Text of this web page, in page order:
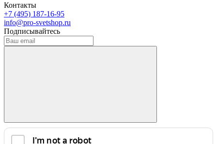
Контакты
+7 (495) 187-16-95
info@pro-svetshop.ru
Подписывайтесь